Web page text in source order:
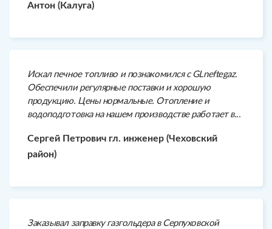
Антон (Калуга)
Искал печное топливо и познакомился с GLneftegaz.
Обеспечили регулярные поставки и хорошую
продукцию. Цены нормальные. Отопление и
водоподготовка на нашем производстве работает в...
Сергей Петрович гл. инженер (Чеховский
район)
Заказывал заправку газгольдера в Серпуховской